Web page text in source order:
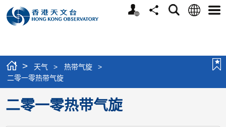
个
分
搜
语
选
> 天气 > 热带气旋
>
二零一零热带气旋
二零一零热带气旋